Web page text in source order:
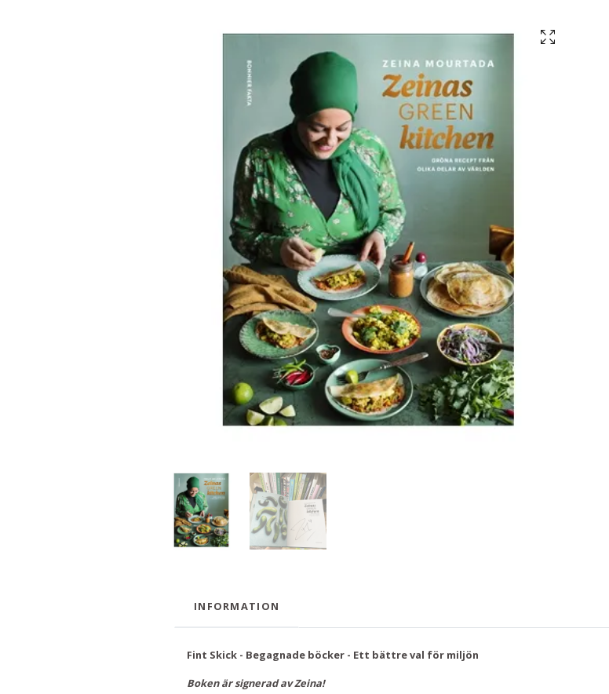
INFORMATION
Fint Skick - Begagnade böcker - Ett bättre val för miljön
Boken är signerad av Zeina!